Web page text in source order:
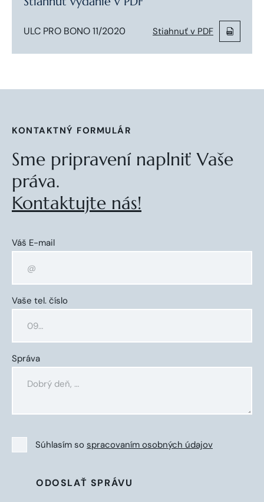
ULC PRO BONO 11/2020 Stiahnuť v PDF
KONTAKTNÝ FORMULÁR
Sme pripravení naplniť Vaše
práva.
Kontaktujte nás!
Váš E-mail
Vaše tel. číslo
Správa
Súhlasím so spracovaním osobných údajov
ODOSLAŤ SPRÁVU